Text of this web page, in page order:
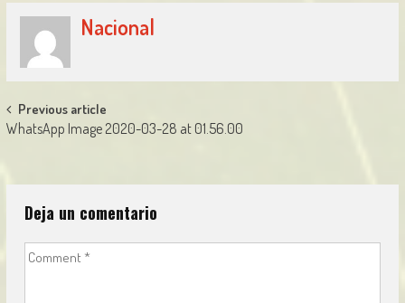
Nacional
Post
navigation
Previous article
WhatsApp Image 2020-03-28 at 01.56.00
Deja un comentario